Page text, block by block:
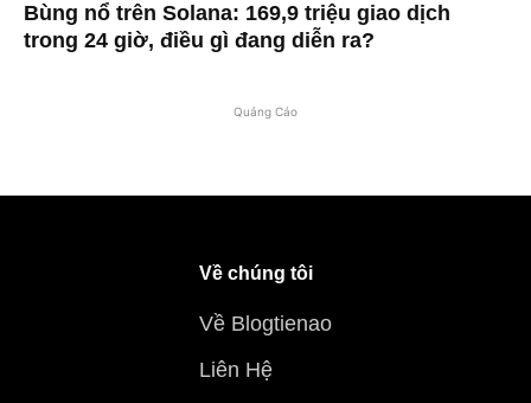
Bùng nổ trên Solana: 169,9 triệu giao dịch
trong 24 giờ, điều gì đang diễn ra?
Quảng Cáo
Về chúng tôi
Về Blogtienao
Liên Hệ